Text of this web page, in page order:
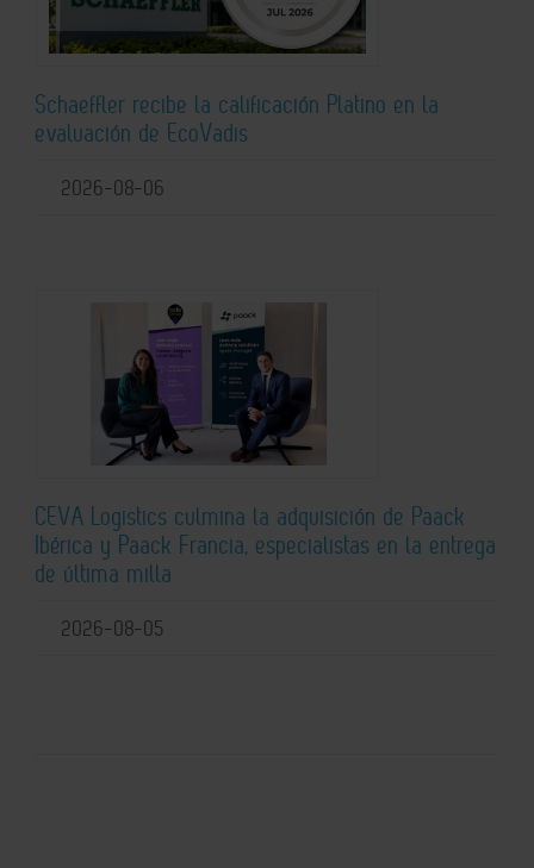
Schaeffler recibe la calificación Platino en la
evaluación de EcoVadis
2026-08-06
CEVA Logistics culmina la adquisición de Paack
Ibérica y Paack Francia, especialistas en la entrega
de última milla
2026-08-05